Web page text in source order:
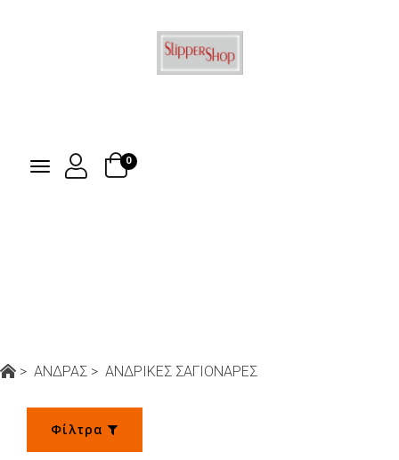
Toggle
navigation
USER
0
> ΑΝΔΡΑΣ > ΑΝΔΡΙΚΕΣ ΣΑΓΙΟΝΑΡΕΣ
Φίλτρα